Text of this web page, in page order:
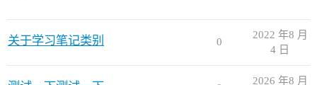
关于学习笔记类别 0
2022 年8 月
4 日
2026 年8 月